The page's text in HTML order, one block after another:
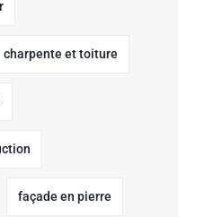
charpente et toiture
façade en pierre